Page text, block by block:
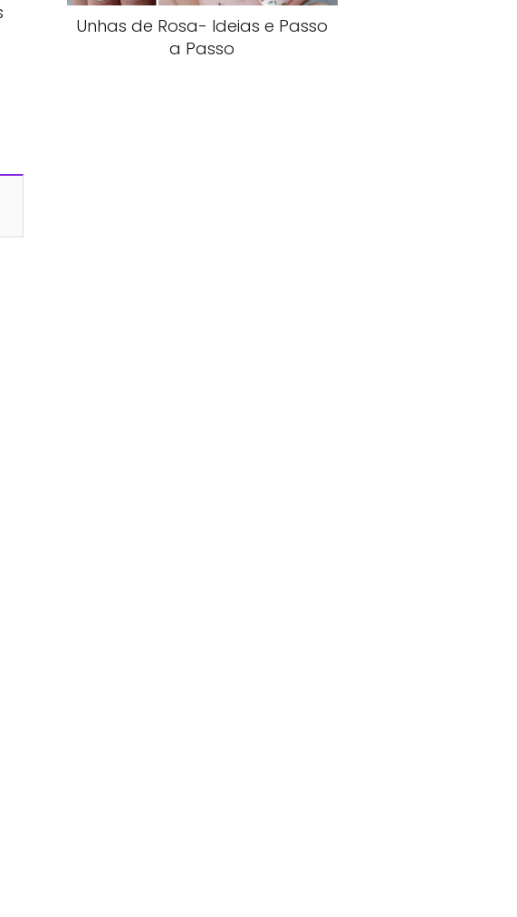
Unhas de Rosa- Ideias e Passo
a Passo